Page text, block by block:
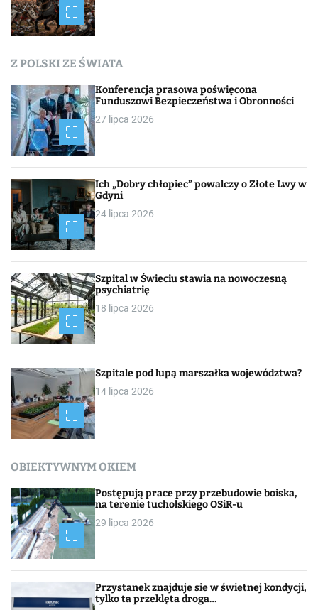
Z POLSKI ZE ŚWIATA
Konferencja prasowa poświęcona
Funduszowi Bezpieczeństwa i Obronności
27 lipca 2026
Ich „Dobry chłopiec” powalczy o Złote Lwy w
Gdyni
24 lipca 2026
Szpital w Świeciu stawia na nowoczesną
psychiatrię
18 lipca 2026
Szpitale pod lupą marszałka województwa?
14 lipca 2026
OBIEKTYWNYM OKIEM
Postępują prace przy przebudowie boiska,
na terenie tucholskiego OSiR-u
29 lipca 2026
Przystanek znajduje sie w świetnej kondycji,
tylko ta przeklęta droga…